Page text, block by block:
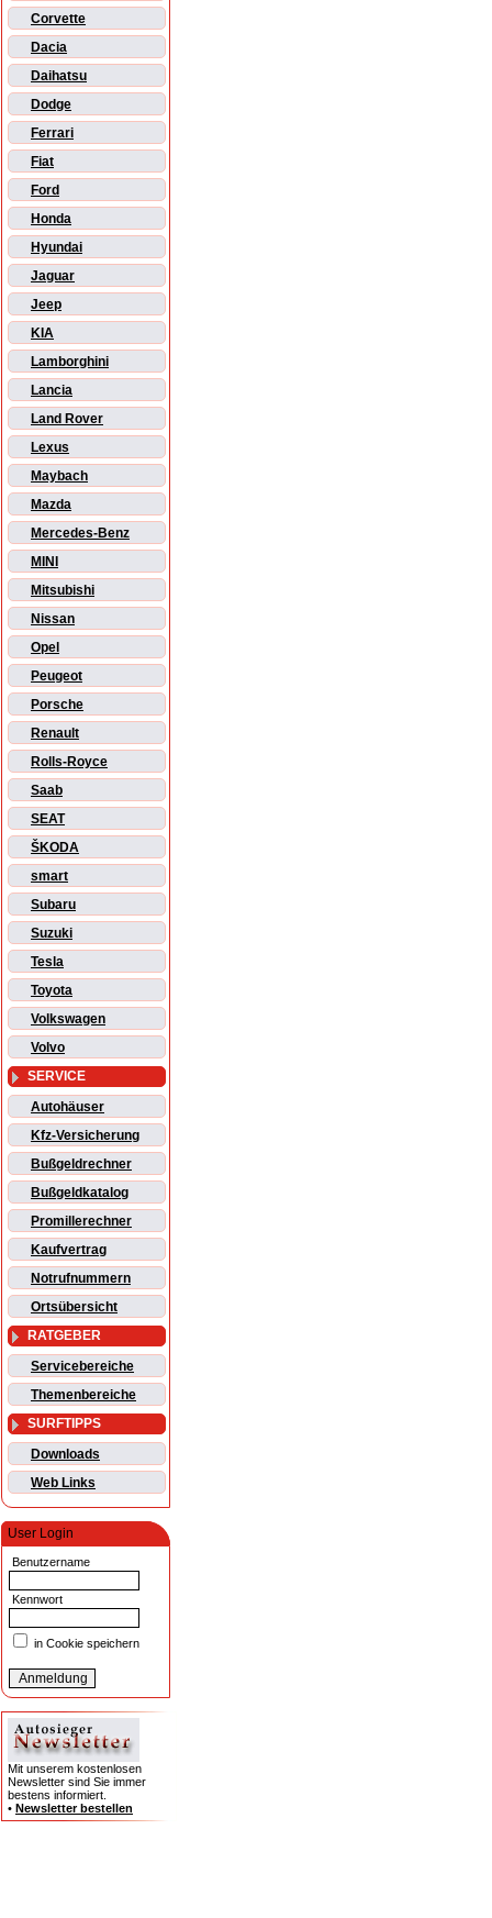
Corvette
Dacia
Daihatsu
Dodge
Ferrari
Fiat
Ford
Honda
Hyundai
Jaguar
Jeep
KIA
Lamborghini
Lancia
Land Rover
Lexus
Maybach
Mazda
Mercedes-Benz
MINI
Mitsubishi
Nissan
Opel
Peugeot
Porsche
Renault
Rolls-Royce
Saab
SEAT
ŠKODA
smart
Subaru
Suzuki
Tesla
Toyota
Volkswagen
Volvo
SERVICE
Autohäuser
Kfz-Versicherung
Bußgeldrechner
Bußgeldkatalog
Promillerechner
Kaufvertrag
Notrufnummern
Ortsübersicht
RATGEBER
Servicebereiche
Themenbereiche
SURFTIPPS
Downloads
Web Links
User Login
Benutzername
Kennwort
in Cookie speichern
Mit unserem kostenlosen
Newsletter sind Sie immer
bestens informiert.
• Newsletter bestellen